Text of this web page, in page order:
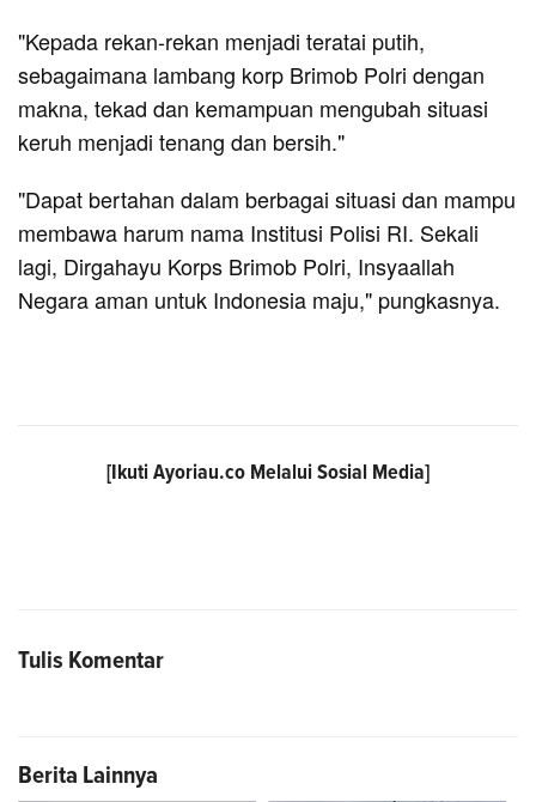
"Kepada rekan-rekan menjadi teratai putih,
sebagaimana lambang korp Brimob Polri dengan
makna, tekad dan kemampuan mengubah situasi
keruh menjadi tenang dan bersih."
"Dapat bertahan dalam berbagai situasi dan mampu
membawa harum nama Institusi Polisi RI. Sekali
lagi, Dirgahayu Korps Brimob Polri, Insyaallah
Negara aman untuk Indonesia maju," pungkasnya.
[Ikuti Ayoriau.co Melalui Sosial Media]
Tulis Komentar
Berita Lainnya